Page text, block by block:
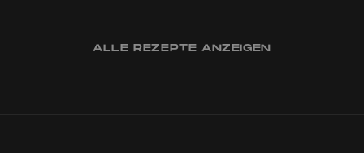
ALLE REZEPTE ANZEIGEN